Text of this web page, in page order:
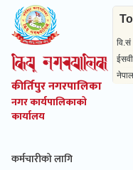
कीर्तिपुर नगरपालिका
नगर कार्यपालिकाको
कार्यालय
कर्मचारीको लागि